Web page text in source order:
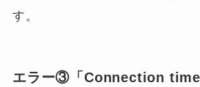
す。
エラー③「Connection